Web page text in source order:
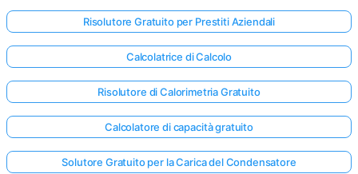
Risolutore Gratuito per Prestiti Aziendali
Calcolatrice di Calcolo
Risolutore di Calorimetria Gratuito
Calcolatore di capacità gratuito
Solutore Gratuito per la Carica del Condensatore